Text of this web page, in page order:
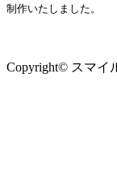
制作いたしました。
Copyright© スマイ